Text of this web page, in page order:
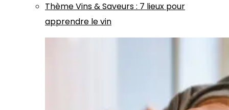
ThèmeVins & Saveurs: 7 lieux pour
apprendre le vin